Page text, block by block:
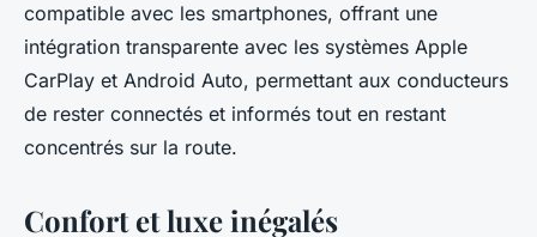
compatible avec les smartphones, offrant une
intégration transparente avec les systèmes Apple
CarPlay et Android Auto, permettant aux conducteurs
de rester connectés et informés tout en restant
concentrés sur la route.
Confort et luxe inégalés